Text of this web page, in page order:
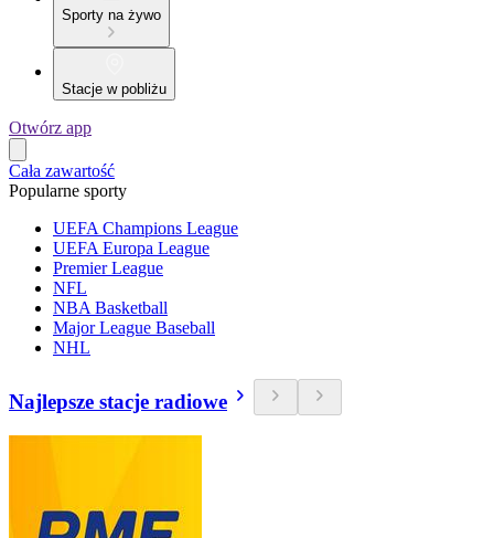
Sporty na żywo
Stacje w pobliżu
Otwórz app
Cała zawartość
Popularne sporty
UEFA Champions League
UEFA Europa League
Premier League
NFL
NBA Basketball
Major League Baseball
NHL
Najlepsze stacje radiowe